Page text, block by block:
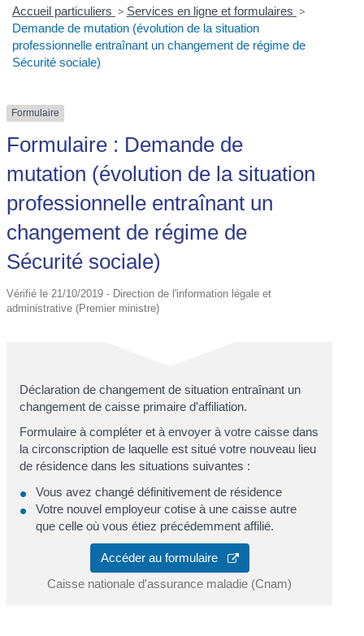
Accueil particuliers > Services en ligne et formulaires >
Demande de mutation (évolution de la situation
professionnelle entraînant un changement de régime de
Sécurité sociale)
Formulaire
Formulaire : Demande de
mutation (évolution de la situation
professionnelle entraînant un
changement de régime de
Sécurité sociale)
Vérifié le 21/10/2019 - Direction de l'information légale et
administrative (Premier ministre)
Déclaration de changement de situation entraînant un
changement de caisse primaire d'affiliation.
Formulaire à compléter et à envoyer à votre caisse dans
la circonscription de laquelle est situé votre nouveau lieu
de résidence dans les situations suivantes :
Vous avez changé définitivement de résidence
Votre nouvel employeur cotise à une caisse autre
que celle où vous étiez précédemment affilié.
Accéder au formulaire
Caisse nationale d'assurance maladie (Cnam)